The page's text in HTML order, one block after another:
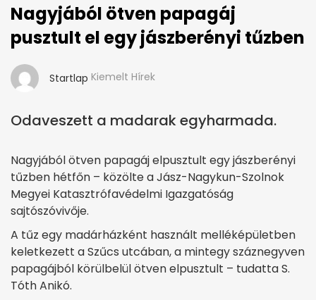
Nagyjából ötven papagáj
pusztult el egy jászberényi tűzben
Startlap Kiemelt Hírek
Odaveszett a madarak egyharmada.
Nagyjából ötven papagáj elpusztult egy jászberényi
tűzben hétfőn – közölte a Jász-Nagykun-Szolnok
Megyei Katasztrófavédelmi Igazgatóság
sajtószóvivője.
A tűz egy madárházként használt melléképületben
keletkezett a Szűcs utcában, a mintegy száznegyven
papagájból körülbelül ötven elpusztult – tudatta S.
Tóth Anikó.